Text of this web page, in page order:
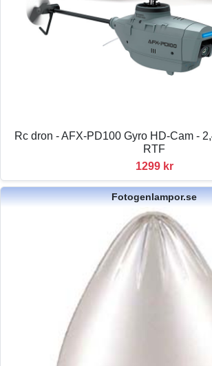
Rc dron - AFX-PD100 Gyro HD-Cam -
RTF
1299 kr
Fotogenlampor.se